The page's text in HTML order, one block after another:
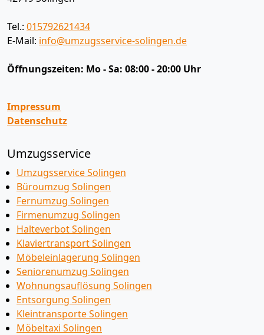
Tel.: 015792621434
E-Mail: info@umzugsservice-solingen.de
Öffnungszeiten: Mo - Sa: 08:00 - 20:00 Uhr
Impressum
Datenschutz
Umzugsservice
Umzugsservice Solingen
Büroumzug Solingen
Fernumzug Solingen
Firmenumzug Solingen
Halteverbot Solingen
Klaviertransport Solingen
Möbeleinlagerung Solingen
Seniorenumzug Solingen
Wohnungsauflösung Solingen
Entsorgung Solingen
Kleintransporte Solingen
Möbeltaxi Solingen